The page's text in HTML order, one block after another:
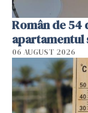
Român de 54
apartamentul
06 AUGUST 2026